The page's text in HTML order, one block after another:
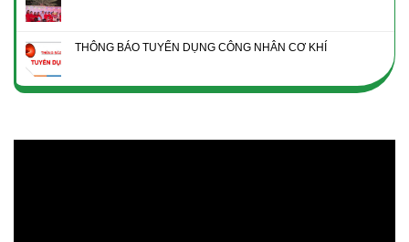
THÔNG BÁO TUYỂN DỤNG CÔNG NHÂN CƠ KHÍ